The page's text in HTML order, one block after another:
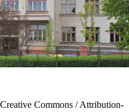
Commons / Attribution-